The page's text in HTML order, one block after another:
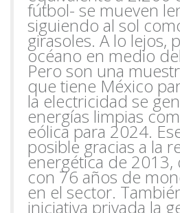
fútbol- se mueven
siguiendo al sol
girasoles. A lo lejos,
océano en medio
Pero son una
que tiene México
la electricidad se
energías limpias
eólica para 2024.
posible gracias a la
energética de 2013,
con 76 años de
en el sector.
iniciativa privada la